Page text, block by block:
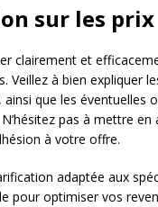
sur les prix
clairement et
Veillez à bien expliquer
que les éventuelles
pas à mettre
à votre offre.
adaptée aux
pour optimiser vos